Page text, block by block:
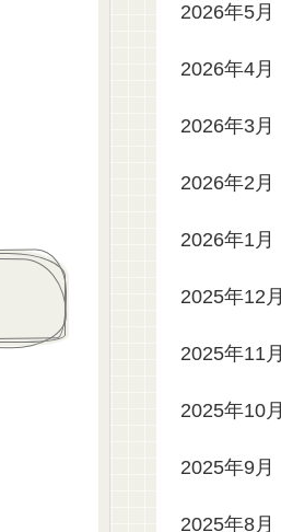
2026年5月
2026年4月
2026年3月
2026年2月
2026年1月
2025年12月
2025年11月
2025年10月
2025年9月
2025年8月